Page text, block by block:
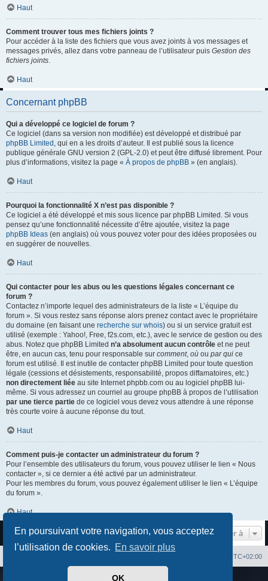
En poursuivant votre navigation, vous acceptez
l’utilisation de cookies. En savoir plus
OK
Haut
Comment trouver tous mes fichiers joints ?
Pour accéder à la liste des fichiers que vous avez joints à vos messages et
messages privés, allez dans votre panneau de l’utilisateur puis Gestion des
fichiers joints
Haut
Concernant phpBB
Qui a développé ce logiciel de forum ?
Ce logiciel (dans sa version non modifiée) est développé et distribué par
phpBB Limited , qui en a les droits d’auteur. Il est publié sous la licence
publique générale GNU version 2 (GPL-2.0) et peut être diffusé librement. Pour
plus d’informations, visitez la page « À propos de phpBB » (en anglais).
Haut
Pourquoi la fonctionnalité X n’est pas disponible ?
Ce logiciel a été développé et mis sous licence par phpBB Limited. Si vous
pensez qu’une fonctionnalité nécessite d’être ajoutée, visitez la page
phpBB Ideas (en anglais) où vous pouvez voter pour des idées proposées ou
en suggérer de nouvelles.
Haut
Qui contacter pour les abus ou les questions légales concernant ce
forum ?
Contactez n’importe lequel des administrateurs de la liste « L’équipe du
forum ». Si vous restez sans réponse alors prenez contact avec le propriétaire
du domaine (en faisant une recherche sur whois) ou si un service gratuit est
utilisé (exemple : Yahoo!, Free, f2s.com, etc.), avec le service de gestion ou des
abus. Notez que phpBB Limited n’a absolument aucun contrôle et ne peut
être, en aucun cas, tenu pour responsable sur comment, où ou par qui ce
forum est utilisé. Il est inutile de contacter phpBB Limited pour toute question
légale (cessions et désistements, responsabilité, propos diffamatoires, etc.)
non directement liée au site Internet phpbb.com ou au logiciel phpBB lui-
même. Si vous adressez un courriel au groupe phpBB à propos de l’utilisation
par une tierce partie de ce logiciel vous devez vous attendre à une réponse
très courte voire à aucune réponse du tout.
Haut
Comment puis-je contacter un administrateur du forum ?
Pour l’ensemble des utilisateurs du forum, vous pouvez utiliser le lien « Nous
contacter », si ce dernier a été activé par un administrateur.
Pour les membres du forum, vous pouvez également utiliser le lien « L’équipe
du forum ».
Haut
Aller à
UTC+02:00
phpBB® Forum Software © phpBB Limited